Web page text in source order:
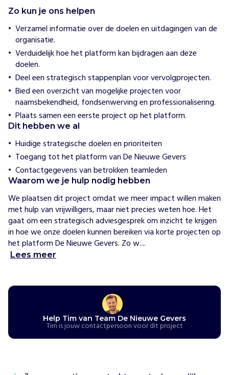
H
o
e
w
i
j
h
e
l
e
n
D
e
N
i
e
u
w
e
G
e
v
e
r
s
o
t
Zo kun je ons helpen
Verzamel informatie over de doelen en uitdagingen van de
organisatie.
Verduidelijk hoe het platform kan bijdragen aan deze
doelen.
Deel een strategisch stappenplan voor vervolgprojecten.
Bied een overzicht van mogelijke projecten voor
naamsbekendheid, fondsenwerving en professionalisering.
Plaats samen een eerste project op het platform.
Dit hebben we al
Huidige strategische doelen en prioriteiten
Toegang tot het platform van De Nieuwe Gevers
Contactgegevens van betrokken teamleden
Waarom we je hulp nodig hebben
We plaatsen dit project omdat we meer impact willen maken
met hulp van vrijwilligers, maar niet precies weten hoe. Het
gaat om een strategisch adviesgesprek om inzicht te krijgen
in hoe we onze doelen kunnen bereiken via korte projecten op
het platform De Nieuwe Gevers. Zo w....
Lees meer
Help Tim van Team De Nieuwe Gevers
Tim is jouw contactpersoon voor dit project